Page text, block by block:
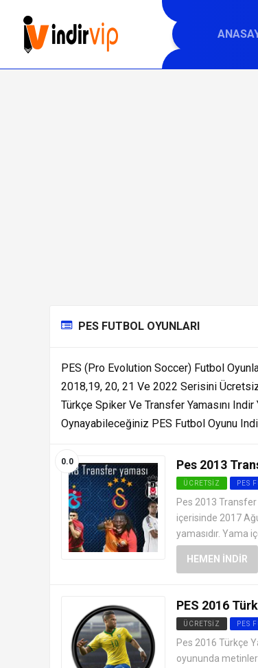
PES FUTBOL OYUNLARI
PES (Pro Evolution Soccer) Futbol
2018,19, 20, 21 Ve 2022 Serisini
Türkçe Spiker Ve Transfer Yamasını
Oynayabileceğiniz PES Futbol Oyunu
0.0 Pes 2013
ÜCRETSIZ PES
Pes 2013
içerisinde 2017
yamasıdır. Yama
HEMEN İNDIR
PES 2016
ÜCRETSIZ PES
Pes 2016 Türkçe
oyununda